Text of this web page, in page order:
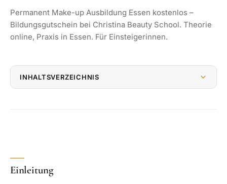
Permanent Make-up Ausbildung Essen kostenlos –
Bildungsgutschein bei Christina Beauty School. Theorie
online, Praxis in Essen. Für Einsteigerinnen.
INHALTSVERZEICHNIS
Einleitung